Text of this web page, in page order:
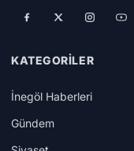
KATEGORILER
İnegöl Haberleri
Gündem